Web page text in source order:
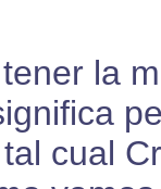
la
cual